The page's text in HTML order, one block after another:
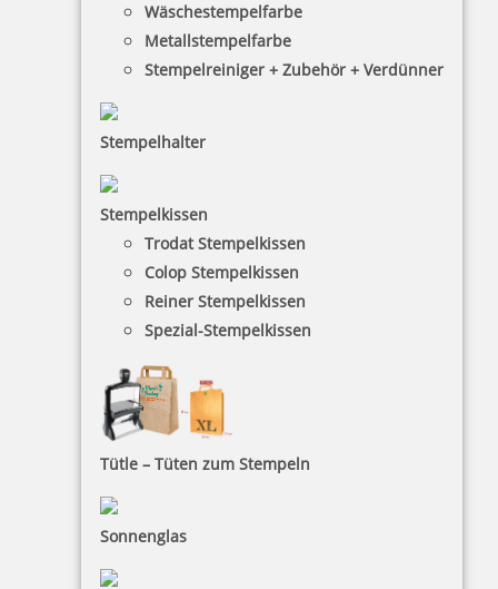
Wäschestempelfarbe
Metallstempelfarbe
Stempelreiniger + Zubehör + Verdünner
Stempelhalter
Stempelkissen
Trodat Stempelkissen
Colop Stempelkissen
Reiner Stempelkissen
Spezial-Stempelkissen
Tütle – Tüten zum Stempeln
Sonnenglas
Zahlungsbedingungen
Bestellhinweise
INFORMATIONEN